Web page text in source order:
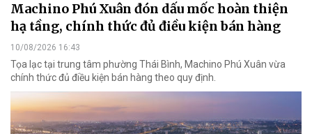
Machino Phú Xuân đón dấu mốc hoàn thiện
hạ tầng, chính thức đủ điều kiện bán hàng
10/08/2026 16:43
Tọa lạc tại trung tâm phường Thái Bình, Machino Phú Xuân vừa
chính thức đủ điều kiện bán hàng theo quy định.